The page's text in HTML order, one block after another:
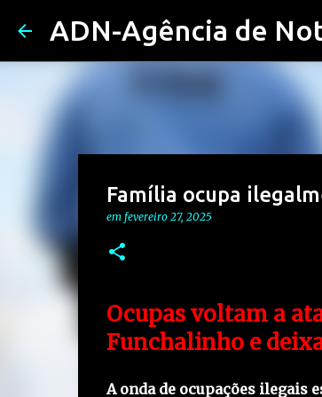
ADN-Agência de
Família ocupa
em fevereiro 27, 2025
Ocupas voltam a
Funchalinho e
A onda de ocupações ilegais